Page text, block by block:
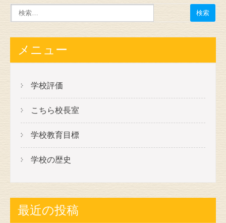
メニュー
学校評価
こちら校長室
学校教育目標
学校の歴史
最近の投稿